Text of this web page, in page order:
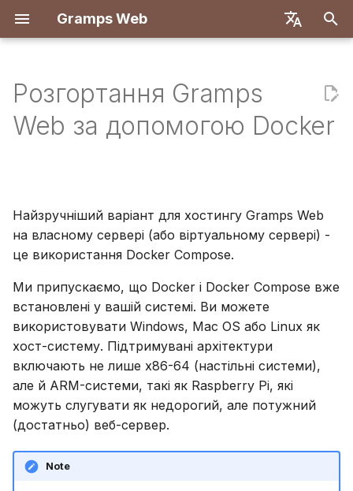
Gramps Web
Deutsch
Français
Türkçe
Português
日本語
Dansk
Suomi
Italiano
о
з
о
а
т
о
Особливості
Крок 1: Налаштування
Docker
Крок 3: Запустіть сервер
Крок 4: Завантаження
медіафайлів
Система користувачів
Налаштування AI чату
Налаштування кількох
дерев
інтерфейсу
Оновлення
Використання
PostgreSQL
Розміщення медіа на S3
Вступ
Експорт даних
Керування
користувачами
Налаштування
адміністрування
Синхронізація з Gramps
Вступ Реєстрація
Пошук
Карта
Редагування даних
Додати медіафайли
Управління завданнями
Мітки
Редагувати в дереві
ДНК
Огляд
Y-ДНК
Інструменти
Звіти
Історія ревізій
GQL фільтри
налаштування
Налаштування
користувача
Огляд Вступ
Ручні запити
Вступ
Переклад
Розгортання Gramps
Web за допомогою Docker
Найзручніший варіант для хостингу Gramps Web
на власному сервері (або віртуальному сервері) -
це використання Docker Compose.
Ми припускаємо, що Docker і Docker Compose вже
встановлені у вашій системі. Ви можете
використовувати Windows, Mac OS або Linux як
хост-систему. Підтримувані архітектури
включають не лише x86-64 (настільні системи),
але й ARM-системи, такі як Raspberry Pi, які
можуть слугувати як недорогий, але потужний
(достатньо) веб-сервер.
Note